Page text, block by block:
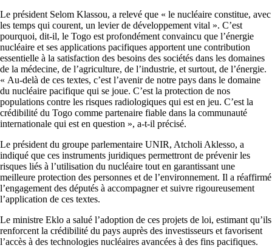
Le président Selom Klassou, a relevé que « le nucléaire constitue, avec
les temps qui courent, un levier de développement vital ». C’est
pourquoi, dit-il, le Togo est profondément convaincu que l’énergie
nucléaire et ses applications pacifiques apportent une contribution
essentielle à la satisfaction des besoins des sociétés dans les domaines
de la médecine, de l’agriculture, de l’industrie, et surtout, de l’énergie.
« Au-delà de ces textes, c’est l’avenir de notre pays dans le domaine
du nucléaire pacifique qui se joue. C’est la protection de nos
populations contre les risques radiologiques qui est en jeu. C’est la
crédibilité du Togo comme partenaire fiable dans la communauté
internationale qui est en question », a-t-il précisé.
Le président du groupe parlementaire UNIR, Atcholi Aklesso, a
indiqué que ces instruments juridiques permettront de prévenir les
risques liés à l’utilisation du nucléaire tout en garantissant une
meilleure protection des personnes et de l’environnement. Il a réaffirmé
l’engagement des députés à accompagner et suivre rigoureusement
l’application de ces textes.
Le ministre Eklo a salué l’adoption de ces projets de loi, estimant qu’ils
renforcent la crédibilité du pays auprès des investisseurs et favorisent
l’accès à des technologies nucléaires avancées à des fins pacifiques.